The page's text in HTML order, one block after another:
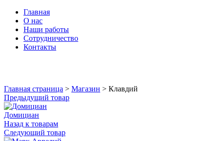
Главная
О нас
Наши работы
Сотрудничество
Контакты
Главная страница > Магазин > Клавдий
Предыдущий товар
Домициан
Назад к товарам
Следующий товар